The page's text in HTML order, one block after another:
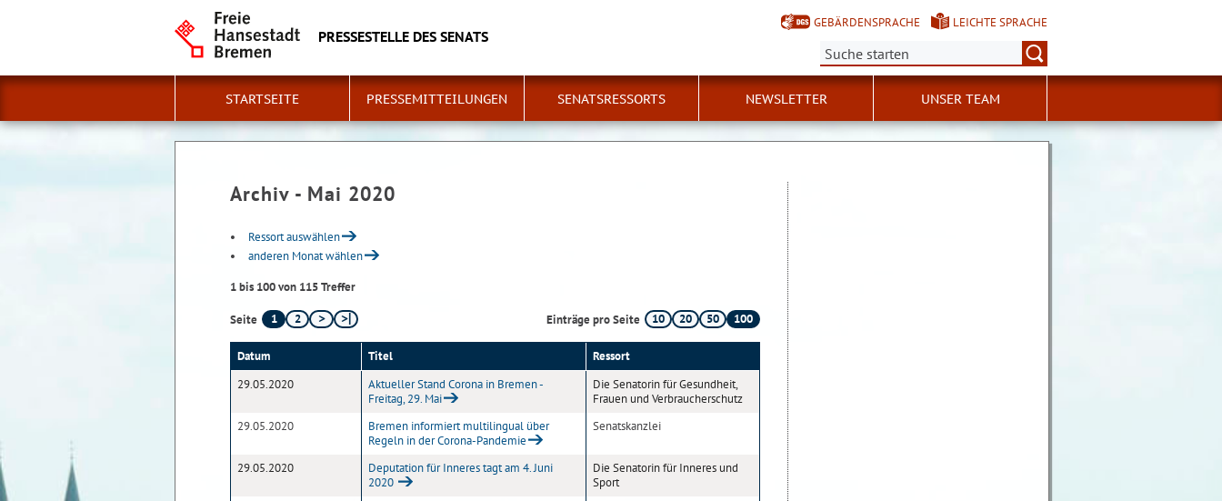
PRESSESTELLE DES SENATS
GEBÄRDENSPRACHE
LEICHTE SPRACHE
Suche:
STARTSEITE PRESSEMITTEILUNGEN SENATSRESSORTS NEWSLETTER UNSER TEAM
Archiv - Mai 2020
Ressort auswählen
anderen Monat wählen
1 bis 100 von 115 Treffer
Seite 1 2 Einträge pro Seite 10 20 50 100
Datum Titel
Ressort
29.05.2020
Aktueller Stand Corona in Bremen -
Freitag, 29. Mai
Die Senatorin für Gesundheit,
Frauen und Verbraucherschutz
29.05.2020
Bremen informiert multilingual über
Regeln in der Corona-Pandemie
Senatskanzlei
29.05.2020
Deputation für Inneres tagt am 4. Juni
2020
Die Senatorin für Inneres und
Sport